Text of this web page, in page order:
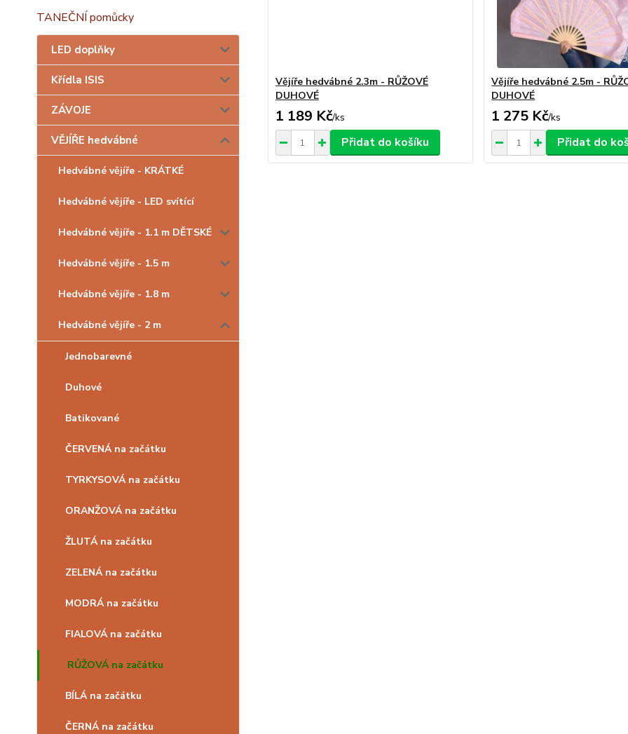
TANEČNÍ pomůcky
LED doplňky
Křídla ISIS
ZÁVOJE
VĚJÍŘE hedvábné
Hedvábné vějíře - KRÁTKÉ
Hedvábné vějíře - LED svítící
Hedvábné vějíře - 1.1 m DĚTSKÉ
Hedvábné vějíře - 1.5 m
Hedvábné vějíře - 1.8 m
Hedvábné vějíře - 2 m
Jednobarevné
Duhové
Batikované
ČERVENÁ na začátku
TYRKYSOVÁ na začátku
ORANŽOVÁ na začátku
ŽLUTÁ na začátku
ZELENÁ na začátku
MODRÁ na začátku
FIALOVÁ na začátku
RŮŽOVÁ na začátku
BÍLÁ na začátku
ČERNÁ na začátku
Vějíře hedvábné 2.3m - RŮŽOVÉ
DUHOVÉ
1 189 Kč/ks
Přidat do košíku
Vějíře hedvábné 2.5m -
DUHOVÉ
1 275 Kč/ks
Přidat do